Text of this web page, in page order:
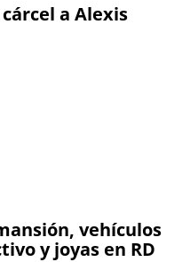
a Alexis
vehículos
y joyas en RD